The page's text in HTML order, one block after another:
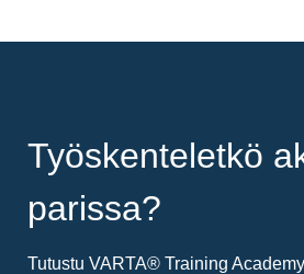
Työskenteletkö
parissa?
Tutustu VARTA® Training